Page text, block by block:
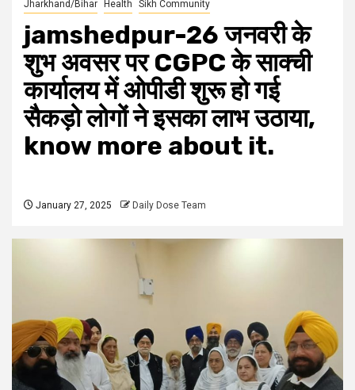
Jharkhand/Bihar Health Sikh Community
jamshedpur-26 जनवरी के
शुभ अवसर पर CGPC के साक्ची
कार्यालय में ओपीडी शुरू हो गई
सैकड़ो लोगों ने इसका लाभ उठाया,
know more about it.
January 27, 2025 Daily Dose Team